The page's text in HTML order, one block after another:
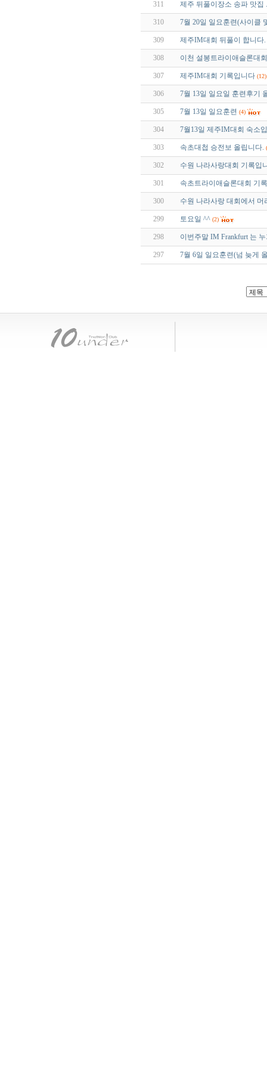
311 제주 뒤풀이장소 송파 맛집
310 7월 20일 일요훈련(사이클
309 제주IM대회 뒤풀이 합니다.
308 이천 설봉트라이애슬론대
307 제주IM대회 기록입니다 (12)
306 7월 13일 일요일 훈련후기
305 7월 13일 일요훈련 (4)
304 7월13일 제주IM대회 숙소
303 속초대첩 승전보 올립니다.
302 수원 나라사랑대회 기록입
301 속초트라이애슬론대회 기
300 수원 나라사랑 대회에서 머
299 토요일 ^^ (2)
298 이번주말 IM Frankfurt 는
297 7월 6일 일요훈련(넘 늦게